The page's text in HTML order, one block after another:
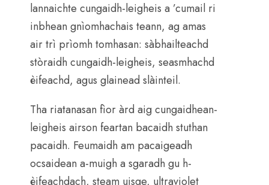
lannaichte cungaidh-leigheis a ’cumail ri
inbhean gnìomhachais teann, ag amas
air trì prìomh tomhasan: sàbhailteachd
stòraidh cungaidh-leigheis, seasmhachd
èifeachd, agus glainead slàinteil.
Tha riatanasan fìor àrd aig cungaidhean-
leigheis airson feartan bacaidh stuthan
pacaidh. Feumaidh am pacaigeadh
ocsaidean a-muigh a sgaradh gu h-
èifeachdach, steam uisge, ultraviolet